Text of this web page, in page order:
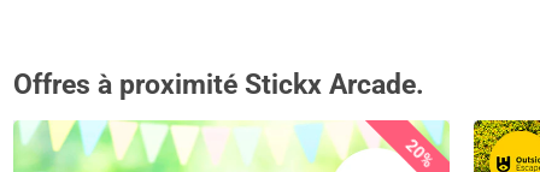
Offres à proximité Stickx Arcade.
20%